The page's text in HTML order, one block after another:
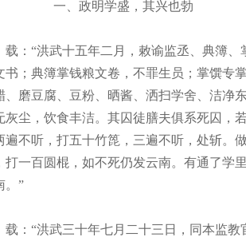
明学盛，其兴也勃
“洪武十五年二月，敕谕监丞、典簿、
书；典簿掌钱粮文卷，不罪生员；掌馔专
、磨豆腐、豆粉、晒酱、洒扫学舍、洁净
灰尘，饮食丰洁。其囚徒膳夫俱系死囚，
遍不听，打五十竹箆，三遍不听，处斩。
打一百圆棍，如不死仍发云南。有通了学
。”
“洪武三十年七月二十三日，同本监教